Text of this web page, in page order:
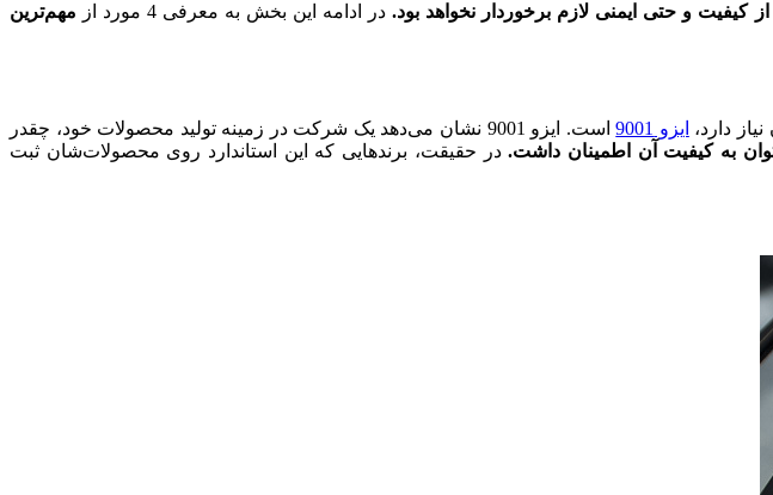
و حتی ایمنی لازم برخوردار نخواهد بود.در ادامه این بخش به معرفی 4 مورد از
مهم‌ترین
دارد، ایزو 9001
است. ایزو 9001 نشان می‌دهد یک شرکت در زمینه تولید محصولات خود، چقدر
به کیفیت آن اطمینان داشت.در حقیقت، برندهایی که این استاندارد روی محصولات‌شان ثبت